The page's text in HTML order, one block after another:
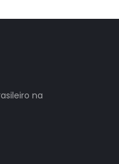
na